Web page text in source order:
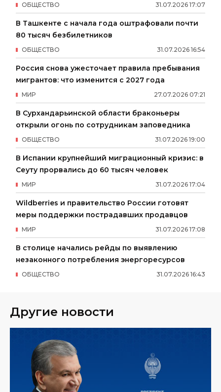
31.07.2026 17:07
ОБЩЕСТВО
В Ташкенте с начала года оштрафовали почти
80 тысяч безбилетников
31.07.2026 16:54
ОБЩЕСТВО
Россия снова ужесточает правила пребывания
мигрантов: что изменится с 2027 года
27.07.2026 07:21
МИР
В Сурхандарьинской области браконьеры
открыли огонь по сотрудникам заповедника
31.07.2026 19:00
ОБЩЕСТВО
В Испании крупнейший миграционный кризис: в
Сеуту прорвались до 60 тысяч человек
31.07.2026 17:04
МИР
Wildberries и правительство России готовят
меры поддержки пострадавших продавцов
31.07.2026 17:08
МИР
В столице начались рейды по выявлению
незаконного потребления энергоресурсов
31.07.2026 16:43
ОБЩЕСТВО
Другие новости